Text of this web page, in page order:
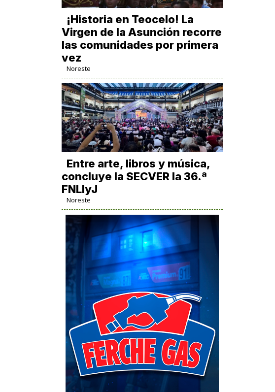
​¡Historia en Teocelo! La
Virgen de la Asunción recorre
las comunidades por primera
vez
Noreste
Entre arte, libros y música,
concluye la SECVER la 36.ª
FNLIyJ
Noreste